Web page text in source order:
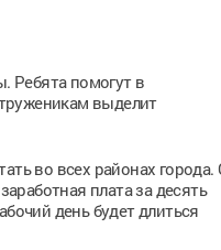
Ребята помогут в
выделит
во всех районах города.
плата за десять
день будет длиться